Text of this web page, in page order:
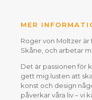
MER
Roger von Moltzer är
Skåne, och arbetar
Det är passionen för
gett mig lusten att
konst och design
påverkar våra liv – vi